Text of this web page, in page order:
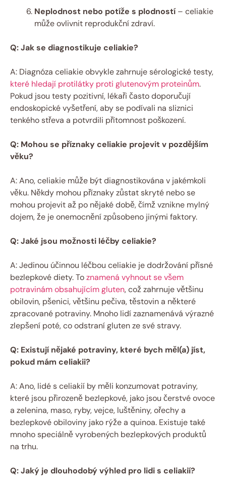
Neplodnost nebo potíže s plodností – celiakie
může ovlivnit reprodukční zdraví.
Q: Jak se diagnostikuje celiakie?
A: Diagnóza celiakie obvykle zahrnuje sérologické testy,
které hledají protilátky proti glutenovým proteinům.
Pokud jsou testy pozitivní, lékaři často doporučují
endoskopické vyšetření, aby se podívali na sliznici
tenkého střeva a potvrdili přítomnost poškození.
Q: Mohou se příznaky celiakie projevit v pozdějším
věku?
A: Ano, celiakie může být diagnostikována v jakémkoli
věku. Někdy mohou příznaky zůstat skryté nebo se
mohou projevit až po nějaké době, čímž vznikne mylný
dojem, že je onemocnění způsobeno jinými faktory.
Q: Jaké jsou možnosti léčby celiakie?
A: Jedinou účinnou léčbou celiakie je dodržování přísné
bezlepkové diety. Toznamená vyhnout se všem
potravinám obsahujícím gluten, což zahrnuje většinu
obilovin, pšenici, většinu pečiva, těstovin a některé
zpracované potraviny. Mnoho lidí zaznamenává výrazné
zlepšení poté, co odstraní gluten ze své stravy.
Q: Existují nějaké potraviny, které bych měl(a) jíst,
pokud mám celiakii?
A: Ano, lidé s celiakií by měli konzumovat potraviny,
které jsou přirozeně bezlepkové, jako jsou čerstvé ovoce
a zelenina, maso, ryby, vejce, luštěniny, ořechy a
bezlepkové obiloviny jako rýže a quinoa. Existuje také
mnoho speciálně vyrobených bezlepkových produktů
na trhu.
Q: Jaký je dlouhodobý výhled pro lidi s celiakií?